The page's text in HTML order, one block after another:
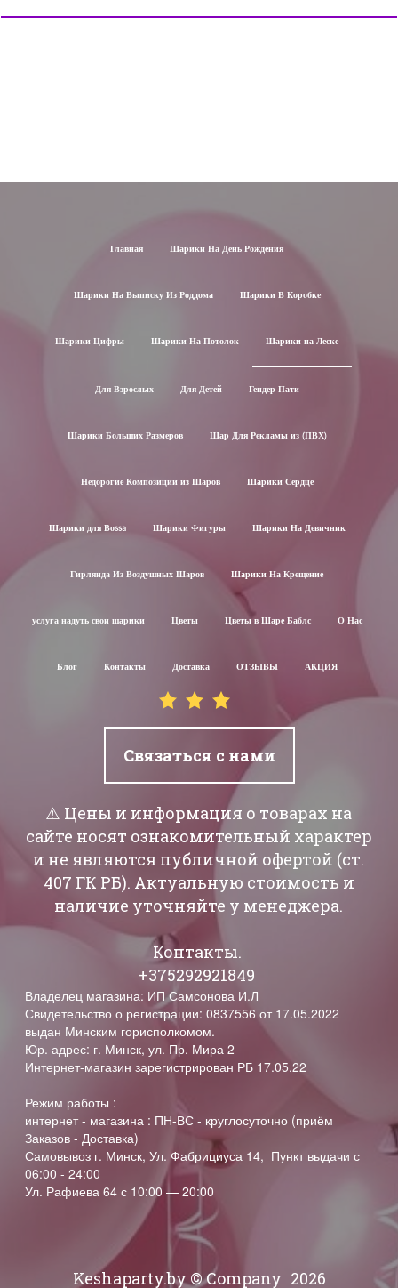
Главная Шарики На День Рождения
Шарики На Выписку Из Роддома Шарики В Коробке
Шарики Цифры Шарики На Потолок Шарики на Леске
Для Взрослых Для Детей Гендер Пати
Шарики Больших Размеров Шар Для Рекламы из (ПВХ)
Недорогие Композиции из Шаров Шарики Сердце
Шарики для Воssa Шарики Фигуры Шарики На Девичник
Гирлянда Из Воздушных Шаров Шарики На Крещение
услуга надуть свои шарики Цветы Цветы в Шаре Баблс О Нас
Блог Контакты Доставка ОТЗЫВЫ АКЦИЯ
Связаться с нами
⚠️ Цены и информация о товарах на
сайте носят ознакомительный характер
и не являются публичной офертой (ст.
407 ГК РБ). Актуальную стоимость и
наличие уточняйте у менеджера.
Контакты.
+375292921849
Владелец магазина: ИП Самсонова И.Л
Свидетельство о регистрации: 0837556 от 17.05.2022
выдан Минским горисполкомом.
Юр. адрес: г. Минск, ул. Пр. Мира 2
Интернет-магазин зарегистрирован РБ 17.05.22
Режим работы :
интернет - магазина : ПН-ВС - круглосуточно (приём
Заказов - Доставка)
Самовывоз г. Минск, Ул. Фабрициуса 14, Пункт выдачи с
06:00 - 24:00
Ул. Рафиева 64 с 10:00 — 20:00
Keshaparty.by © Company 2026